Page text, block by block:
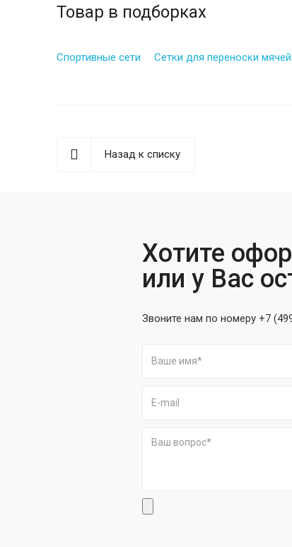
Товар в подборках
Спортивные сети Сетки для переноски мячей
Назад к списку
Хотите
или у Вас
Звоните нам по номеру +7